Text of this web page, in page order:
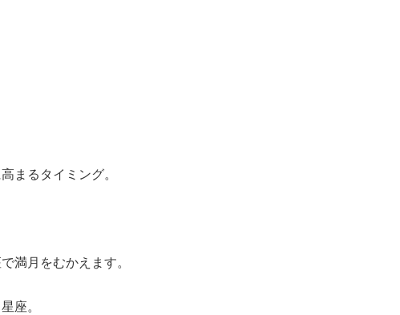
まるタイミング。
満月をむかえます。
座。